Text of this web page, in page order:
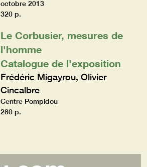
octobre 2013
320 p.
Le Corbusier, mesures de
l'homme
Catalogue de l'exposition
Frédéric Migayrou, Olivier
Cincalbre
Centre Pompidou
280 p.